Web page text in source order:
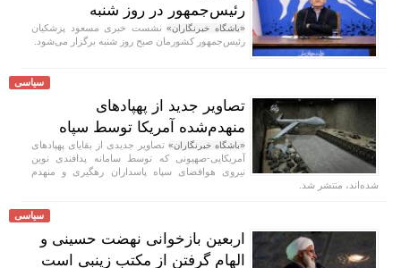
رئیس‌جمهور در روز شنبه
«باشگاه خبرنگاران»نشست خبری مسعود پزشکیان
رئیس‌جمهور کشورمان صبح روز شنبه برگزار می‌شود.
سیاسی
تصاویر جدید از پهپادهای
منهدم‌شده آمریکا توسط سپاه
«باشگاه خبرنگاران» تصاویر جدیدی از بقایای پهپادهای
آمریکایی-صهیونی که توسط سامانه‌ پدافندی نوین
نیروی هوافضای سپاه پاسداران رهگیری و منهدم
شده‌اند، منتشر شد.
سیاسی
اربعین بازخوانی نهضت حسینی و
الهام گرفتن از مکتب زینبی است